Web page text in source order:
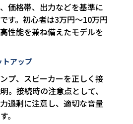
価格帯、出力などを基準に
す。初心者は3万円〜10万円
性能を兼ね備えたモデルを
トアップ
プ、スピーカーを正しく接
。接続時の注意点として、
過剰に注意し、適切な音量
。